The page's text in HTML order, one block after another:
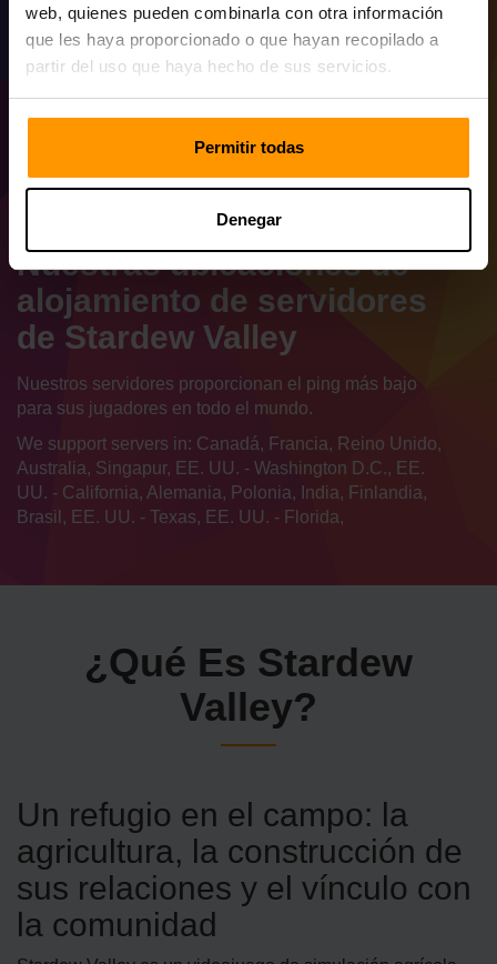
web, quienes pueden combinarla con otra información
que les haya proporcionado o que hayan recopilado a
partir del uso que haya hecho de sus servicios.
Permitir todas
Denegar
Nuestras ubicaciones de
alojamiento de servidores
de Stardew Valley
Nuestros servidores proporcionan el ping más bajo
para sus jugadores en todo el mundo.
We support servers in: Canadá, Francia, Reino Unido,
Australia, Singapur, EE. UU. - Washington D.C., EE.
UU. - California, Alemania, Polonia, India, Finlandia,
Brasil, EE. UU. - Texas, EE. UU. - Florida,
¿Qué Es Stardew
Valley?
Un refugio en el campo: la
agricultura, la construcción de
sus relaciones y el vínculo con
la comunidad